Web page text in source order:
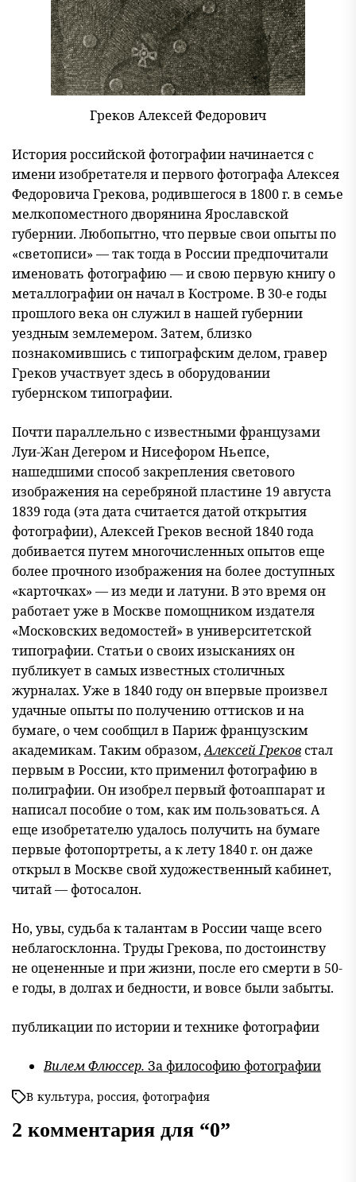
Греков Алексей Федорович
История российской фотографии начинается с
имени изобретателя и первого фотографа Алексея
Федоровича Грекова, родившегося в 1800 г. в семье
мелкопоместного дворянина Ярославской
губернии. Любопытно, что первые свои опыты по
«светописи» — так тогда в России предпочитали
именовать фотографию — и свою первую книгу о
металлографии он начал в Костроме. В 30-е годы
прошлого века он служил в нашей губернии
уездным землемером. Затем, близко
познакомившись с типографским делом, гравер
Греков участвует здесь в оборудовании
губернском типографии.
Почти параллельно с известными французами
Луи-Жан Дегером и Нисефором Ньепсе,
нашедшими способ закрепления светового
изображения на серебряной пластине 19 августа
1839 года (эта дата считается датой открытия
фотографии), Алексей Греков весной 1840 года
добивается путем многочисленных опытов еще
более прочного изображения на более доступных
«карточках» — из меди и латуни. В это время он
работает уже в Москве помощником издателя
«Московских ведомостей» в университетской
типографии. Статьи о своих изысканиях он
публикует в самых известных столичных
журналах. Уже в 1840 году он впервые произвел
удачные опыты по получению оттисков и на
бумаге, о чем сообщил в Париж французским
академикам. Таким образом,Алексей Грековстал
первым в России, кто применил фотографию в
полиграфии. Он изобрел первый фотоаппарат и
написал пособие о том, как им пользоваться. А
еще изобретателю удалось получить на бумаге
первые фотопортреты, а к лету 1840 г. он даже
открыл в Москве свой художественный кабинет,
читай — фотосалон.
Но, увы, судьба к талантам в России чаще всего
неблагосклонна. Труды Грекова, по достоинству
не оцененные и при жизни, после его смерти в 50-
е годы, в долгах и бедности, и вовсе были забыты.
публикации по истории и технике фотографии
Вилем Флюссер. За философию фотографии
В культура, россия, фотография
2 комментария для “0”